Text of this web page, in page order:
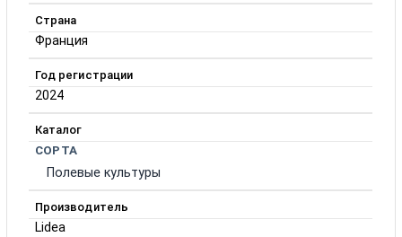
Страна
Франция
Год регистрации
2024
Каталог
СОРТА
Полевые культуры
Производитель
Lidea